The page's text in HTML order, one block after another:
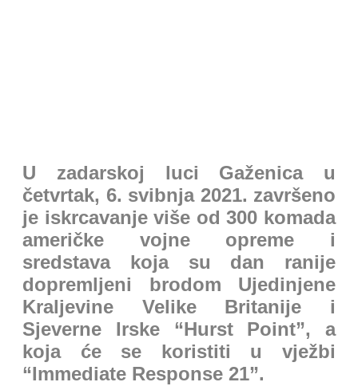
U zadarskoj luci Gaženica u
četvrtak, 6. svibnja 2021. završeno
je iskrcavanje više od 300 komada
američke vojne opreme i
sredstava koja su dan ranije
dopremljeni brodom Ujedinjene
Kraljevine Velike Britanije i
Sjeverne Irske “Hurst Point”, a
koja će se koristiti u vježbi
“Immediate Response 21”.